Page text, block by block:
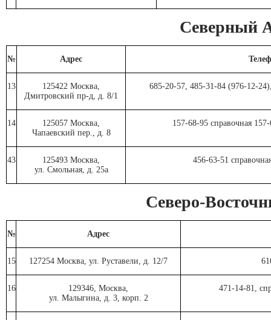
Северный
№ Адрес
13
125422 Москва,
Дмитровский пр-д, д. 8/1
685-20-57, 485-31-84 (976-12-
14
125057 Москва,
Чапаевский пер., д. 8
157-68-95 справочная
43
125493 Москва,
ул. Смольная, д. 25а
456-63-51
Северо-
№ Адрес
15 127254 Москва, ул. Руставели, д. 12/7
16
129346, Москва,
ул. Малыгина, д. 3, корп. 2
471-14-81,